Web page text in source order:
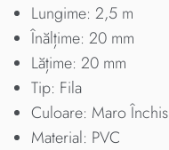
Lungime: 2,5 m
Înălțime: 20 mm
Lățime: 20 mm
Tip: Fila
Culoare: Maro Închis
Material: PVC